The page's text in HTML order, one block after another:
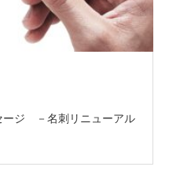
ージ －名刺リニューアル